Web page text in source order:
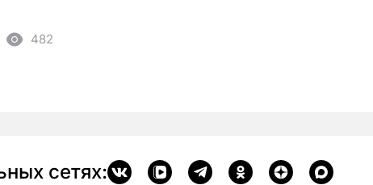
482
сетях: